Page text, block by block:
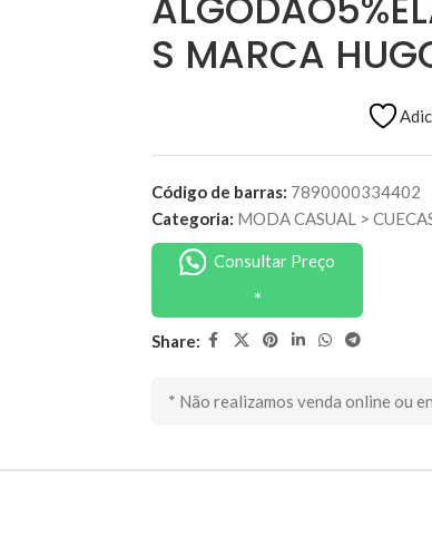
S MARCA
Código de barras: 7890000334402
Categoria: MODA CASUAL >
Consultar Preço
Share:
* Não realizamos venda online ou